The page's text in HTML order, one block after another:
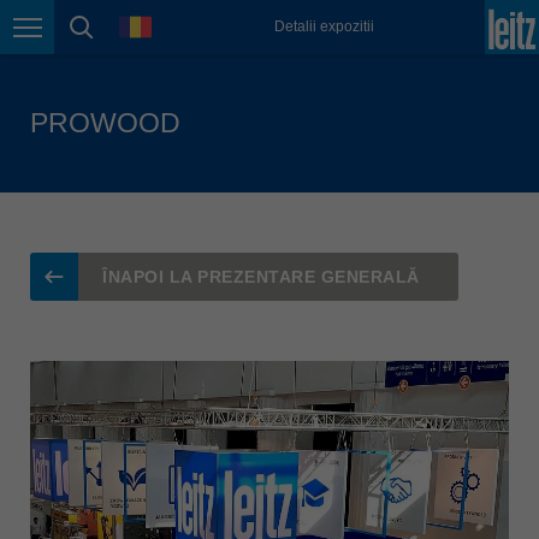
Navigarea în pagină
căutare în pagină
Limbă Detalii expozitii
Nederland
Österreich
Polska
polski
Portugal
português
PROWOOD
ÎNAPOI LA PREZENTARE GENERALĂ